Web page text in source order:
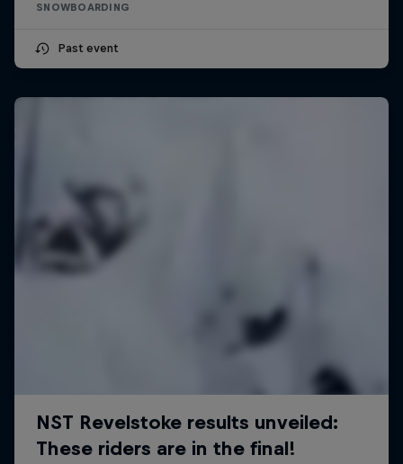
SNOWBOARDING
Past event